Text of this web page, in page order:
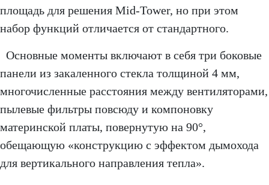
площадь для решения Mid-Tower, но при этом
набор функций отличается от стандартного.
Основные моменты включают в себя три боковые
панели из закаленного стекла толщиной 4 мм,
многочисленные расстояния между вентиляторами,
пылевые фильтры повсюду и компоновку
материнской платы, повернутую на 90°,
обещающую «конструкцию с эффектом дымохода
для вертикального направления тепла».